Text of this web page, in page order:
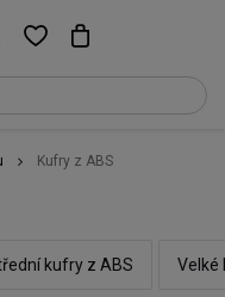
Kufry z ABS
kufry z ABS Velké